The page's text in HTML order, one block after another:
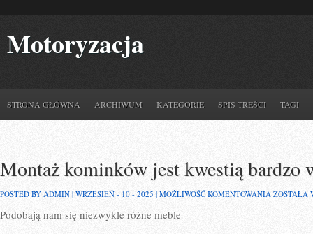
Motoryzacja
STRONA GŁÓWNA ARCHIWUM KATEGORIE SPIS TREŚCI TAGI
Montaż kominków jest kwestią bardzo
POSTED BY ADMIN | WRZESIEŃ - 10 - 2025 | MOŻLIWOŚĆ KOMENTOWANIA MONTAŻ
ZOSTAŁA
Podobają nam się niezwykle różne meble